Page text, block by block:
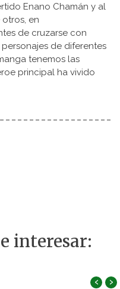
Enano Chamán y al
en
de cruzarse con
de diferentes
tenemos las
principal ha vivido
interesar:
‹ ›